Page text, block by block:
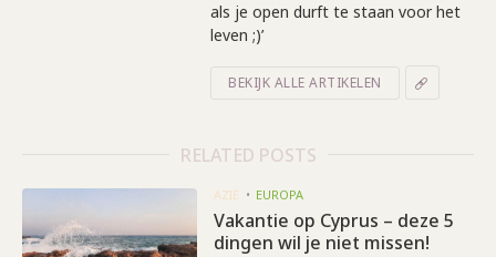
als je open durft te staan voor het
leven ;)’
BEKIJK ALLE ARTIKELEN
RELATED POSTS
AZIË EUROPA
Vakantie op Cyprus – deze 5
dingen wil je niet missen!